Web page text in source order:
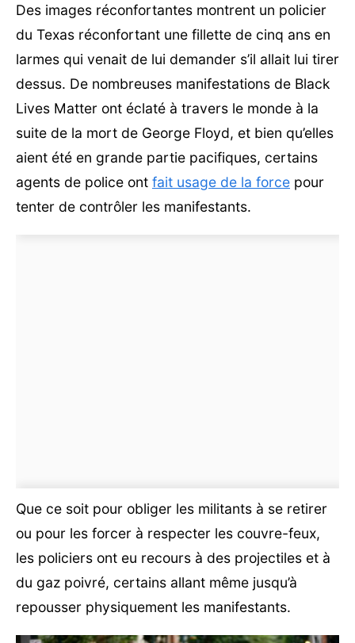
Des images réconfortantes montrent un policier
du Texas réconfortant une fillette de cinq ans en
larmes qui venait de lui demander s’il allait lui tirer
dessus. De nombreuses manifestations de Black
Lives Matter ont éclaté à travers le monde à la
suite de la mort de George Floyd, et bien qu’elles
aient été en grande partie pacifiques, certains
agents de police ont fait usage de la force pour
tenter de contrôler les manifestants.
Que ce soit pour obliger les militants à se retirer
ou pour les forcer à respecter les couvre-feux,
les policiers ont eu recours à des projectiles et à
du gaz poivré, certains allant même jusqu’à
repousser physiquement les manifestants.